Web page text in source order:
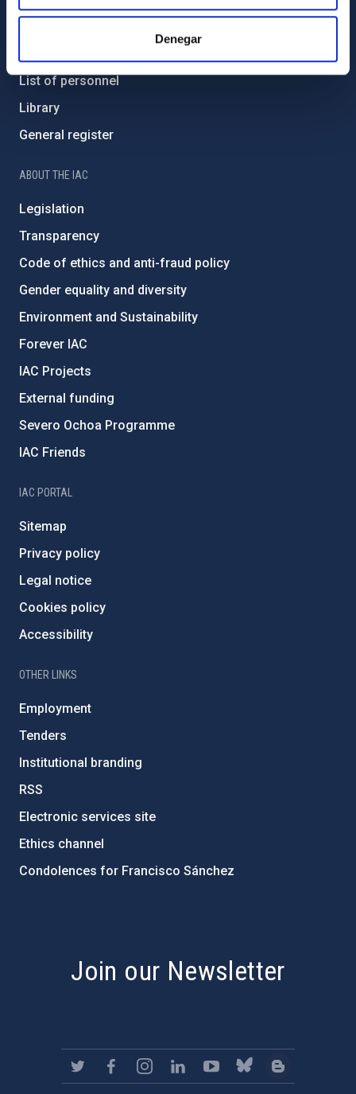
Denegar
List of personnel
Library
General register
ABOUT THE IAC
Legislation
Transparency
Code of ethics and anti-fraud policy
Gender equality and diversity
Environment and Sustainability
Forever IAC
IAC Projects
External funding
Severo Ochoa Programme
IAC Friends
IAC PORTAL
Sitemap
Privacy policy
Legal notice
Cookies policy
Accessibility
OTHER LINKS
Employment
Tenders
Institutional branding
RSS
Electronic services site
Ethics channel
Condolences for Francisco Sánchez
Join our Newsletter